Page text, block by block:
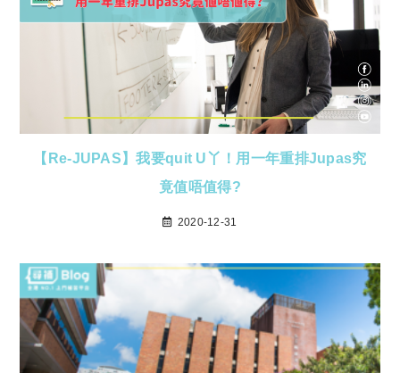
【Re-JUPAS】我要quit U丫！用一年重排Jupas究
竟值唔值得?
2020-12-31